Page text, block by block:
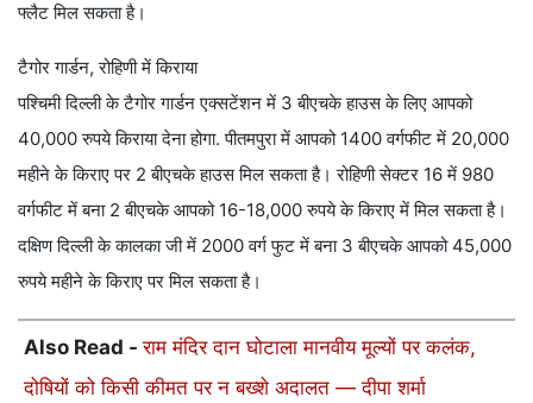
फ्लैट मिल सकता है।
टैगोर गार्डन, रोहिणी में किराया
पश्चिमी दिल्ली के टैगोर गार्डन एक्सटेंशन में 3 बीएचके हाउस के लिए आपको
40,000 रुपये किराया देना होगा. पीतमपुरा में आपको 1400 वर्गफीट में 20,000
महीने के किराए पर 2 बीएचके हाउस मिल सकता है। रोहिणी सेक्टर 16 में 980
वर्गफीट में बना 2 बीएचके आपको 16-18,000 रुपये के किराए में मिल सकता है।
दक्षिण दिल्ली के कालका जी में 2000 वर्ग फुट में बना 3 बीएचके आपको 45,000
रुपये महीने के किराए पर मिल सकता है।
Also Read -राम मंदिर दान घोटाला मानवीय मूल्यों पर कलंक,
दोषियों को किसी कीमत पर न बख्शे अदालत — दीपा शर्मा